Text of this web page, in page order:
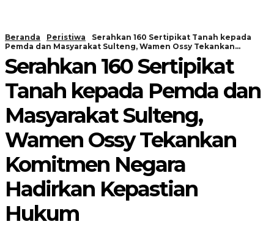
Beranda Peristiwa
Serahkan 160 Sertipikat Tanah kepada
Pemda dan Masyarakat Sulteng, Wamen Ossy Tekankan...
Serahkan 160 Sertipikat
Tanah kepada Pemda dan
Masyarakat Sulteng,
Wamen Ossy Tekankan
Komitmen Negara
Hadirkan Kepastian
Hukum